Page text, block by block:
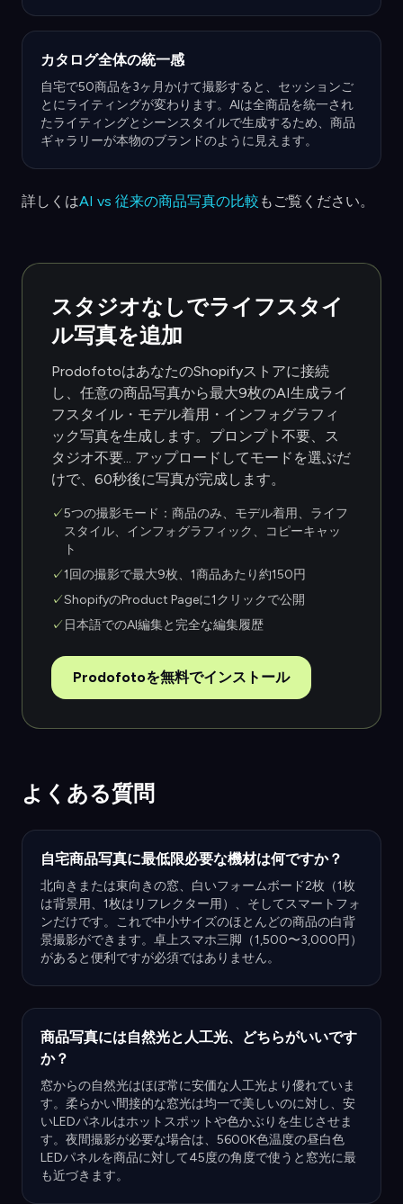
カタログ全体の統一感
自宅で50商品を3ヶ月かけて撮影すると、セッションご
とにライティングが変わります。AIは全商品を統一され
たライティングとシーンスタイルで生成するため、商品
ギャラリーが本物のブランドのように見えます。
詳しくはAI vs 従来の商品写真の比較 もご覧ください。
スタジオなしでライフスタイ
ル写真を追加
ProdofotoはあなたのShopifyストアに接続
し、任意の商品写真から最大9枚のAI生成ライ
フスタイル・モデル着用・インフォグラフィ
ック写真を生成します。プロンプト不要、ス
タジオ不要... アップロードしてモードを選ぶだ
けで、60秒後に写真が完成します。
✓5つの撮影モード：商品のみ、モデル着用、ライフ
スタイル、インフォグラフィック、コピーキャッ
ト
✓1回の撮影で最大9枚、1商品あたり約150円
✓ShopifyのProduct Pageに1クリックで公開
✓ 日本語でのAI編集と完全な編集履歴
Prodofotoを無料でインストール
よくある質問
自宅商品写真に最低限必要な機材は何ですか？
北向きまたは東向きの窓、白いフォームボード2枚（1枚
は背景用、1枚はリフレクター用）、そしてスマートフォ
ンだけです。これで中小サイズのほとんどの商品の白背
景撮影ができます。卓上スマホ三脚（1,500〜3,000円）
があると便利ですが必須ではありません。
商品写真には自然光と人工光、どちらがいいです
か？
窓からの自然光はほぼ常に安価な人工光より優れていま
す。柔らかい間接的な窓光は均一で美しいのに対し、安
いLEDパネルはホットスポットや色かぶりを生じさせま
す。夜間撮影が必要な場合は、5600K色温度の昼白色
LEDパネルを商品に対して45度の角度で使うと窓光に最
も近づきます。